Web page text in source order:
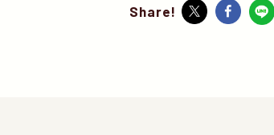
Share!